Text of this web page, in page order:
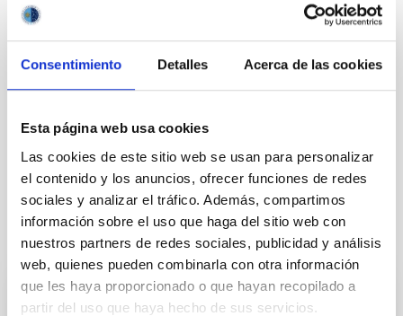
Consentimiento Detalles Acerca de las cookies
Esta página web usa cookies
Las cookies de este sitio web se usan para personalizar
el contenido y los anuncios, ofrecer funciones de redes
sociales y analizar el tráfico. Además, compartimos
información sobre el uso que haga del sitio web con
nuestros partners de redes sociales, publicidad y análisis
web, quienes pueden combinarla con otra información
que les haya proporcionado o que hayan recopilado a
partir del uso que haya hecho de sus servicios.
ÁMBITO
DIVULGACIÓN
Divulgación Público general
Otras noticias relacionadas
GENERAL